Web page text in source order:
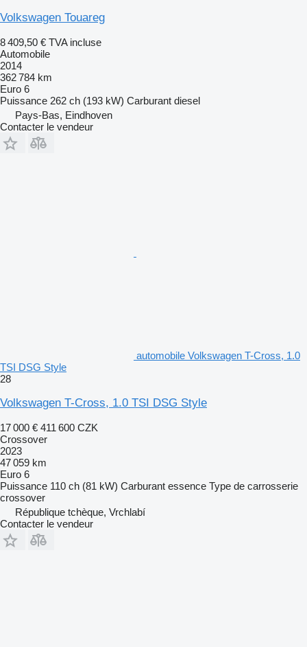
Volkswagen Touareg
8 409,50 € TVA incluse
Automobile
2014
362 784 km
Euro 6
Puissance 262 ch (193 kW) Carburant diesel
Pays-Bas, Eindhoven
Contacter le vendeur
automobile Volkswagen T-Cross, 1.0
TSI DSG Style
28
Volkswagen T-Cross, 1.0 TSI DSG Style
17 000 € 411 600 CZK
Crossover
2023
47 059 km
Euro 6
Puissance 110 ch (81 kW) Carburant essence Type de carrosserie
crossover
République tchèque, Vrchlabí
Contacter le vendeur